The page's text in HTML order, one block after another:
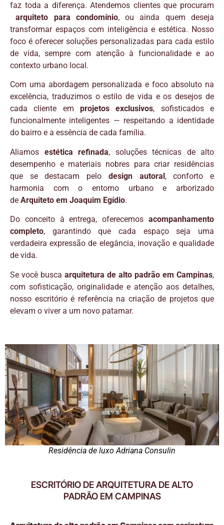
faz toda a diferença. Atendemos clientes que procuram
arquiteto para condomínio, ou ainda quem deseja
transformar espaços com inteligência e estética. Nosso
foco é oferecer soluções personalizadas para cada estilo
de vida, sempre com atenção à funcionalidade e ao
contexto urbano local.
Com uma abordagem personalizada e foco absoluto na
excelência, traduzimos o estilo de vida e os desejos de
cada cliente em projetos exclusivos, sofisticados e
funcionalmente inteligentes — respeitando a identidade
do bairro e a essência de cada família.
Aliamos estética refinada, soluções técnicas de alto
desempenho e materiais nobres para criar residências
que se destacam pelo design autoral, conforto e
harmonia com o entorno urbano e arborizado
de Arquiteto em Joaquim Egídio.
Do conceito à entrega, oferecemos acompanhamento
completo, garantindo que cada espaço seja uma
verdadeira expressão de elegância, inovação e qualidade
de vida.
Se você busca arquitetura de alto padrão em Campinas,
com sofisticação, originalidade e atenção aos detalhes,
nosso escritório é referência na criação de projetos que
elevam o viver a um novo patamar.
Residência de luxo Adriana Consulin
ESCRITÓRIO DE ARQUITETURA DE ALTO
PADRÃO EM CAMPINAS